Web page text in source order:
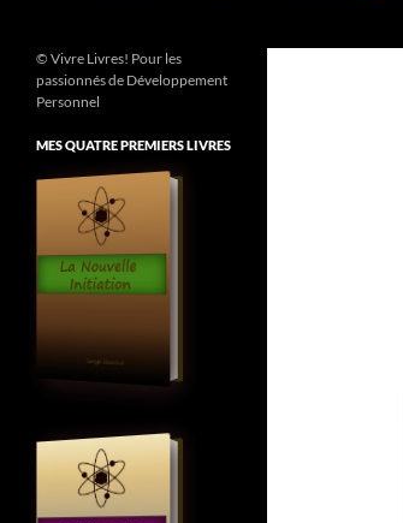
© Vivre Livres! Pour les
passionnés de Développement
Personnel
MES QUATRE PREMIERS LIVRES